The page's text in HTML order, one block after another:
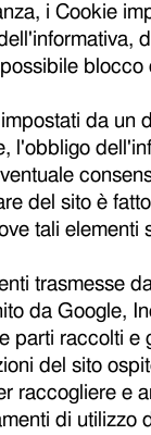
i Cookie
da un
l'obbligo
del sito è
tali elementi
trasmesse
da Google,
parti raccolti e
del sito
raccogliere e
di utilizzo